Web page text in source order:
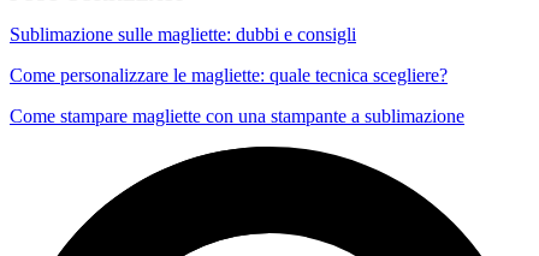
Sublimazione sulle magliette: dubbi e consigli
Come personalizzare le magliette: quale tecnica scegliere?
Come stampare magliette con una stampante a sublimazione